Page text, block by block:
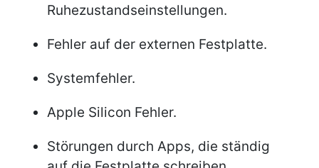
Ruhezustandseinstellungen.
Fehler auf der externen Festplatte.
Systemfehler.
Apple Silicon Fehler.
Störungen durch Apps, die ständig